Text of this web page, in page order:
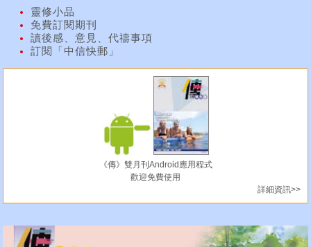
靈修小品
免費訂閱期刊
讀後感、意見、代禱事項
訂閱「中信快郵」
《傳》雙月刊Android應用程式
歡迎免費使用
詳細資訊>>